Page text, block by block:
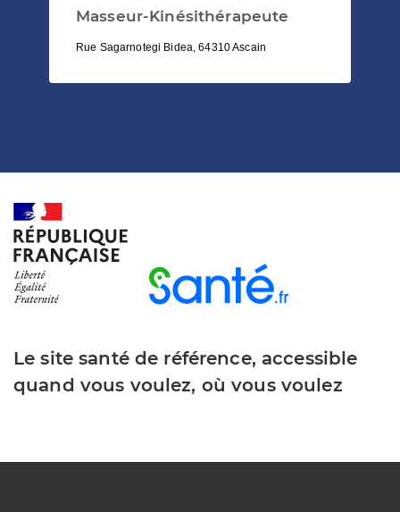
Masseur-Kinésithérapeute
Rue Sagarnotegi Bidea, 64310 Ascain
Le site santé de référence, accessible
quand vous voulez, où vous voulez